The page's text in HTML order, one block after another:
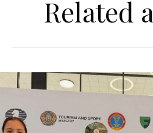
Related